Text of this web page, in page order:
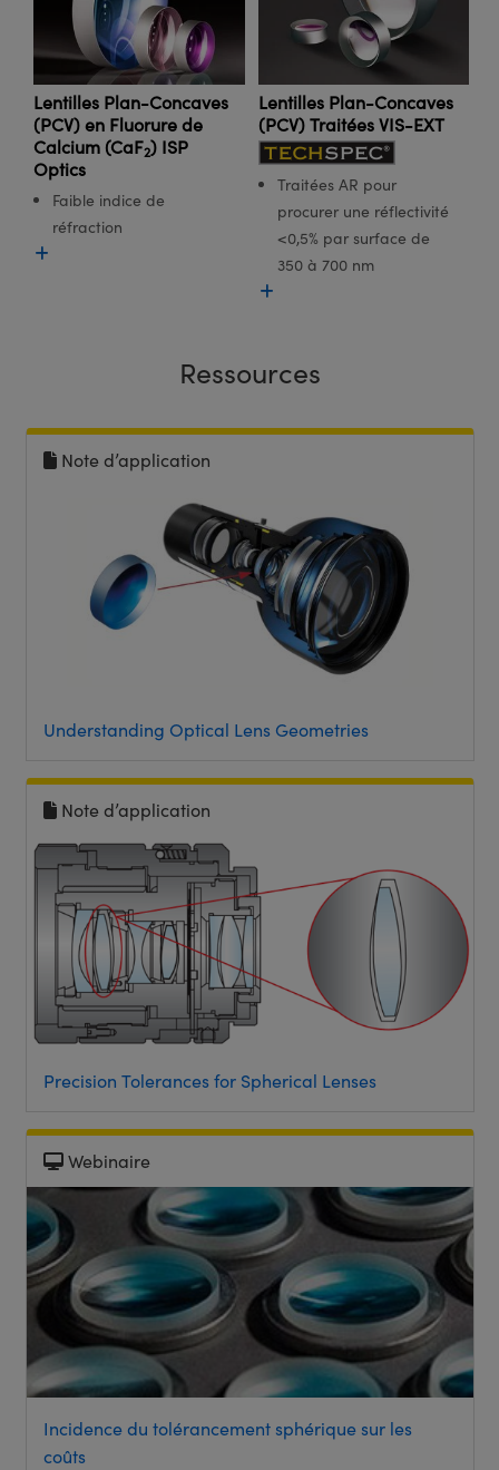
Lentilles Plan-Concaves
(PCV) en Fluorure de
Calcium (CaF2) ISP
Optics
Faible indice de
réfraction
Lentilles Plan-Concaves
(PCV) Traitées VIS-EXT
Traitées AR pour
procurer une réflectivité
<0,5% par surface de
350 à 700 nm
Ressources
Note d’application
Understanding Optical Lens Geometries
Note d’application
Precision Tolerances for Spherical Lenses
Webinaire
Incidence du tolérancement sphérique sur les
coûts